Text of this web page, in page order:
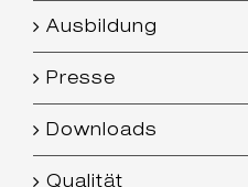
Ausbildung
Presse
Downloads
Qualität